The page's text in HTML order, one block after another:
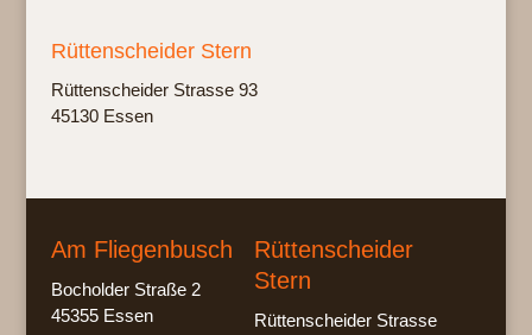
Rüttenscheider Stern
Rüt­ten­schei­der Stras­se 93
45130 Essen
Am Fliegenbusch
Bocholder Straße 2
45355 Essen
Rüttenscheider
Stern
Rüttenscheider Strasse